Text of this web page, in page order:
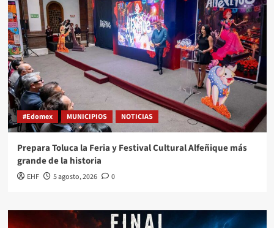
#Edomex MUNICIPIOS NOTICIAS
Prepara Toluca la Feria y Festival Cultural Alfeñique más
grande de la historia
EHF 5 agosto, 2026 0